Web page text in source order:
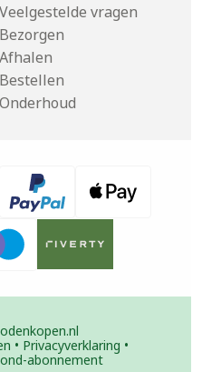
Veelgestelde vragen
Bezorgen
Afhalen
Bestellen
Onderhoud
• Privacyverklaring •
abonnement